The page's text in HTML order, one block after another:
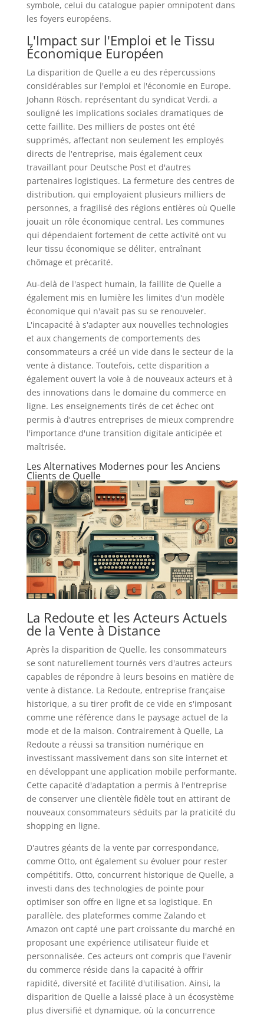
symbole, celui du catalogue papier omnipotent dans
les foyers européens.
L'Impact sur l'Emploi et le Tissu
Économique Européen
La disparition de Quelle a eu des répercussions
considérables sur l'emploi et l'économie en Europe.
Johann Rösch, représentant du syndicat Verdi, a
souligné les implications sociales dramatiques de
cette faillite. Des milliers de postes ont été
supprimés, affectant non seulement les employés
directs de l'entreprise, mais également ceux
travaillant pour Deutsche Post et d'autres
partenaires logistiques. La fermeture des centres de
distribution, qui employaient plusieurs milliers de
personnes, a fragilisé des régions entières où Quelle
jouait un rôle économique central. Les communes
qui dépendaient fortement de cette activité ont vu
leur tissu économique se déliter, entraînant
chômage et précarité.
Au-delà de l'aspect humain, la faillite de Quelle a
également mis en lumière les limites d'un modèle
économique qui n'avait pas su se renouveler.
L'incapacité à s'adapter aux nouvelles technologies
et aux changements de comportements des
consommateurs a créé un vide dans le secteur de la
vente à distance. Toutefois, cette disparition a
également ouvert la voie à de nouveaux acteurs et à
des innovations dans le domaine du commerce en
ligne. Les enseignements tirés de cet échec ont
permis à d'autres entreprises de mieux comprendre
l'importance d'une transition digitale anticipée et
maîtrisée.
Les Alternatives Modernes pour les Anciens
Clients de Quelle
La Redoute et les Acteurs Actuels
de la Vente à Distance
Après la disparition de Quelle, les consommateurs
se sont naturellement tournés vers d'autres acteurs
capables de répondre à leurs besoins en matière de
vente à distance. La Redoute, entreprise française
historique, a su tirer profit de ce vide en s'imposant
comme une référence dans le paysage actuel de la
mode et de la maison. Contrairement à Quelle, La
Redoute a réussi sa transition numérique en
investissant massivement dans son site internet et
en développant une application mobile performante.
Cette capacité d'adaptation a permis à l'entreprise
de conserver une clientèle fidèle tout en attirant de
nouveaux consommateurs séduits par la praticité du
shopping en ligne.
D'autres géants de la vente par correspondance,
comme Otto, ont également su évoluer pour rester
compétitifs. Otto, concurrent historique de Quelle, a
investi dans des technologies de pointe pour
optimiser son offre en ligne et sa logistique. En
parallèle, des plateformes comme Zalando et
Amazon ont capté une part croissante du marché en
proposant une expérience utilisateur fluide et
personnalisée. Ces acteurs ont compris que l'avenir
du commerce réside dans la capacité à offrir
rapidité, diversité et facilité d'utilisation. Ainsi, la
disparition de Quelle a laissé place à un écosystème
plus diversifié et dynamique, où la concurrence